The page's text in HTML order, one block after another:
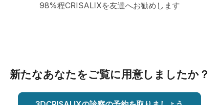
98%程CRISALIXを友達へお勧めします
新たなあなたをご覧に用意しましたか？